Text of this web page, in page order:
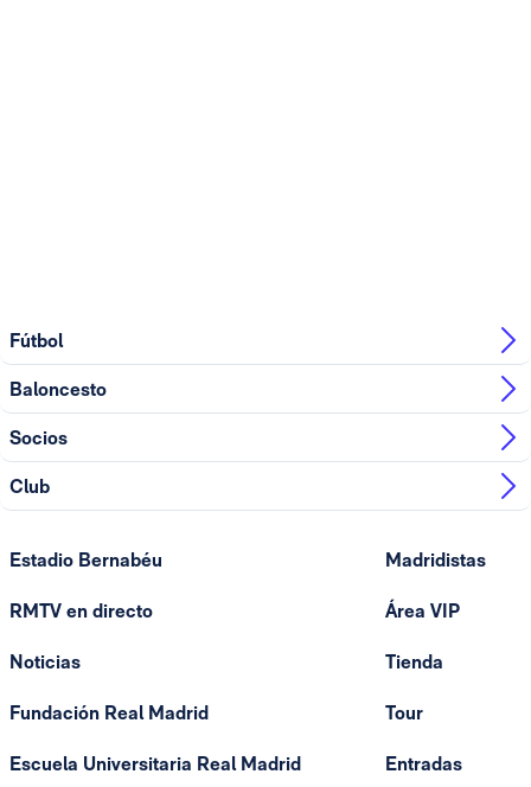
Fútbol
Baloncesto
Socios
Club
Estadio Bernabéu
RMTV en directo
Noticias
Fundación Real Madrid
Escuela Universitaria Real Madrid
Madridistas
Área VIP
Tienda
Tour
Entradas